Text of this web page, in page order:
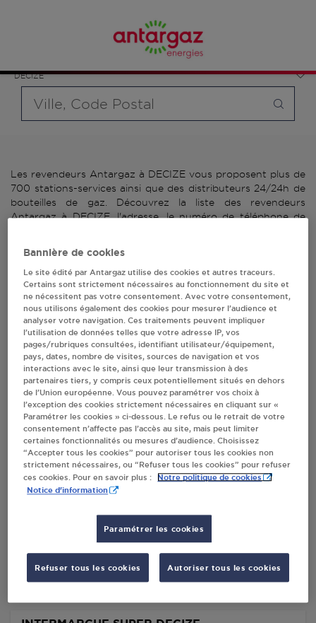
Bourgogne-Franche-Comté
DECIZE
bouteille souhaité et le type de point de vente (revendeur /
distributeur automatique de bouteilles de gaz ou station GPL
carburant)
Les revendeurs Antargaz à DECIZE vous proposent plus de
700 stations-services ainsi que des distributeurs 24/24h de
bouteilles de gaz. Découvrez la liste des revendeurs
Antargaz à DECIZE, l'adresse, le numéro de téléphone de
3 revendeur(s) Antargaz
à DECIZE
Villes
CENTRE E LECLERC DECIZE
SAS DECIZE DIS
ROUTE DE CHAMPVERT
58300DECIZE
S'Y RENDRE
6 BOULEVARD DE DR GALVAING
Bannière de cookies
Le site édité par Antargaz utilise des cookies et autres traceurs.
Certains sont strictement nécessaires au fonctionnement du site et
ne nécessitent pas votre consentement. Avec votre consentement,
nous utilisons également des cookies pour mesurer l’audience et
analyser votre navigation. Ces traitements peuvent impliquer
l’utilisation de données telles que votre adresse IP, vos
pages/rubriques consultées, identifiant utilisateur/équipement,
pays, dates, nombre de visites, sources de navigation et vos
interactions avec le site, ainsi que leur transmission à des
partenaires tiers, y compris ceux potentiellement situés en dehors
de l’Union européenne. Vous pouvez paramétrer vos choix à
l’exception des cookies strictement nécessaires en cliquant sur «
Paramétrer les cookies » ci-dessous. Le refus ou le retrait de votre
consentement n’affecte pas l’accès au site, mais peut limiter
certaines fonctionnalités ou mesures d’audience. Choisissez
“Accepter tous les cookies” pour autoriser tous les cookies non
strictement nécessaires, ou “Refuser tous les cookies” pour refuser
ces cookies. Pour en savoir plus :
Notre politique de cookies
Notice d'information
Paramétrer les cookies
Refuser tous les cookies Autoriser tous les cookies